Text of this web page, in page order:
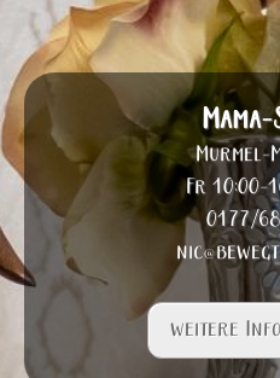
Murmel-
Fr 10:00-
0177/
weitere